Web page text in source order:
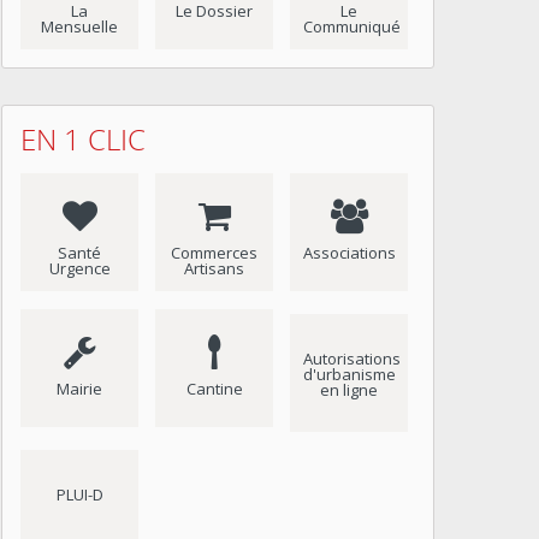
La
Mensuelle
Le Dossier Le
Communiqué
EN 1 CLIC
Santé
Urgence
Commerces
Artisans
Associations
Mairie Cantine
Autorisations
d'urbanisme
en ligne
PLUI-D